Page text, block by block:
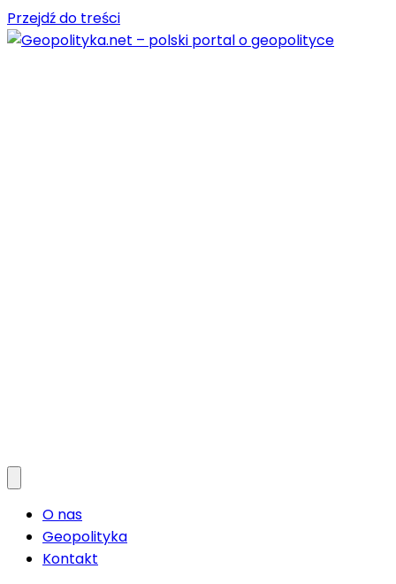
Przejdź do treści
O nas
Geopolityka
Kontakt